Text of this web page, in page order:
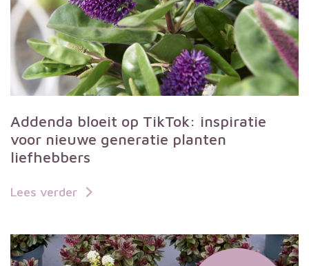
Addenda bloeit op TikTok: inspiratie
voor nieuwe generatie planten
liefhebbers
Lees verder